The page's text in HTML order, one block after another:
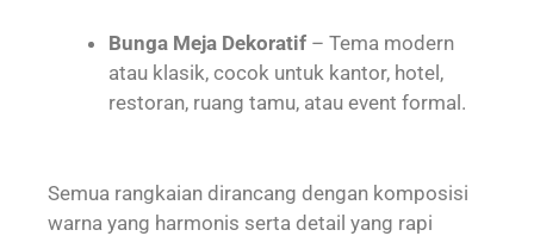
Bunga Meja Dekoratif – Tema modern
atau klasik, cocok untuk kantor, hotel,
restoran, ruang tamu, atau event formal.
Semua rangkaian dirancang dengan komposisi
warna yang harmonis serta detail yang rapi